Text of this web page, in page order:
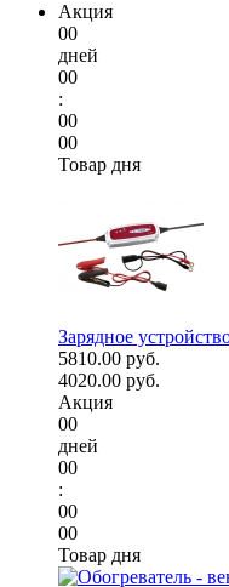
Акция
00
дней
00
:
00
00
Товар дня
Зарядное
5810.00 руб.
4020.00 руб.
Акция
00
дней
00
:
00
00
Товар дня